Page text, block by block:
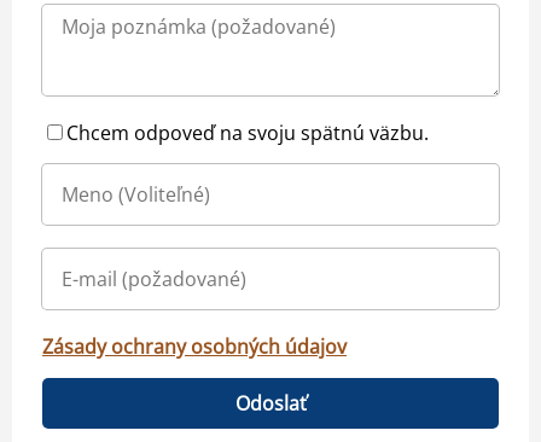
Chcem odpoveď na svoju spätnú väzbu.
Zásady ochrany osobných údajov
Odoslať